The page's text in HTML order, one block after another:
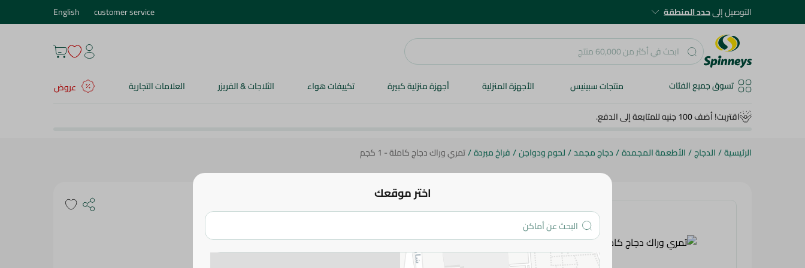
التوصيل إلىحدد المنطقة customer service
English
تسوق جميع الفئات منتجات سبينيس الأجهزة المنزلية أجهزة منزلية كبيرة تكييفات هواء الثلاجات & الفريزر العلامات التجارية
عروض
اقتربت! أضف 100 جنيه للمتابعة إلى الدفع.
الرئيسية/الدجاج/الأطعمة المجمدة/دجاج مجمد/لحوم ودواجن/فراخ مبردة/تمري وراك دجاج كاملة - 1 كجم
تمري وراك دجاج كاملة - 1 كجم
152.95 جم
اختر موقعك